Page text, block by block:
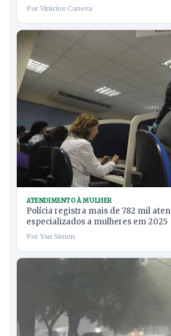
Por Vinicius Canova
ATENDIMENTO À MULHER
Polícia registra mais de 782 mil
especializados a mulheres em 2025
Por Yan Simon